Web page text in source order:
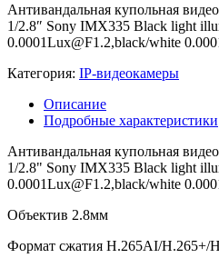
Антивандальная купольная
1/2.8″ Sony IMX335 Black light
0.0001Lux@F1.2,black/white
Категория: IP-видеокамеры
Описание
Подробные характеристики
Антивандальная купольная
1/2.8" Sony IMX335 Black light
0.0001Lux@F1.2,black/white
Объектив 2.8мм
Формат сжатия H.265AI/H.265+/